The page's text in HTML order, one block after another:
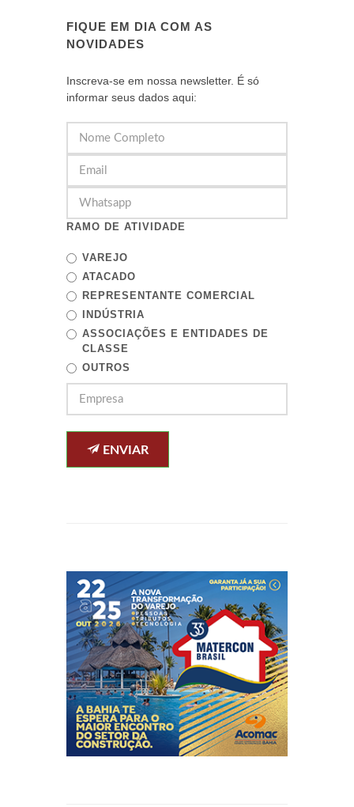
FIQUE EM DIA COM AS
NOVIDADES
Inscreva-se em nossa newsletter. É só
informar seus dados aqui:
RAMO DE ATIVIDADE
VAREJO
ATACADO
REPRESENTANTE COMERCIAL
INDÚSTRIA
ASSOCIAÇÕES E ENTIDADES DE
CLASSE
OUTROS
ENVIAR